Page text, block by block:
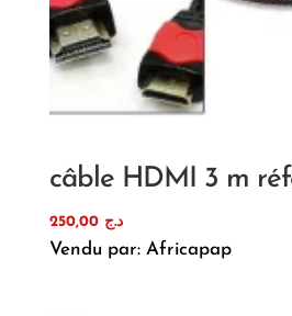
câble HDMI 3 m
د.ج 250,00
Vendu par: Africapap